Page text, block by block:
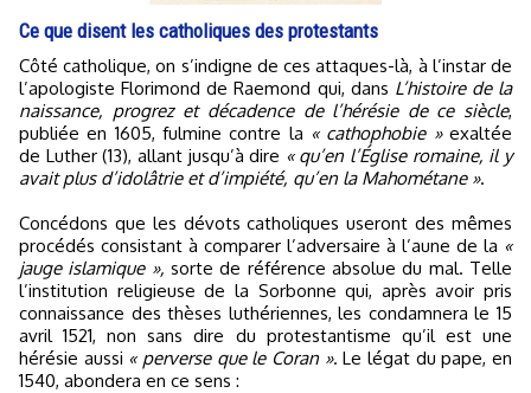
Ce que disent les catholiques des protestants
Côté catholique, on s’indigne de ces attaques-là, à l’instar de
l’apologiste Florimond de Raemond qui, dans L’histoire de la
naissance, progrez et décadence de l’hérésie de ce siècle,
publiée en 1605, fulmine contre la « cathophobie »exaltée
de Luther (13), allant jusqu’à dire « qu’en l’Église romaine, il y
avait plus d’idolâtrie et d’impiété, qu’en la Mahométane ».
Concédons que les dévots catholiques useront des mêmes
procédés consistant à comparer l’adversaire à l’aune de la «
jauge islamique », sorte de référence absolue du mal. Telle
l’institution religieuse de la Sorbonne qui, après avoir pris
connaissance des thèses luthériennes, les condamnera le 15
avril 1521, non sans dire du protestantisme qu’il est une
hérésie aussi « perverse que le Coran ». Le légat du pape, en
1540, abondera en ce sens :